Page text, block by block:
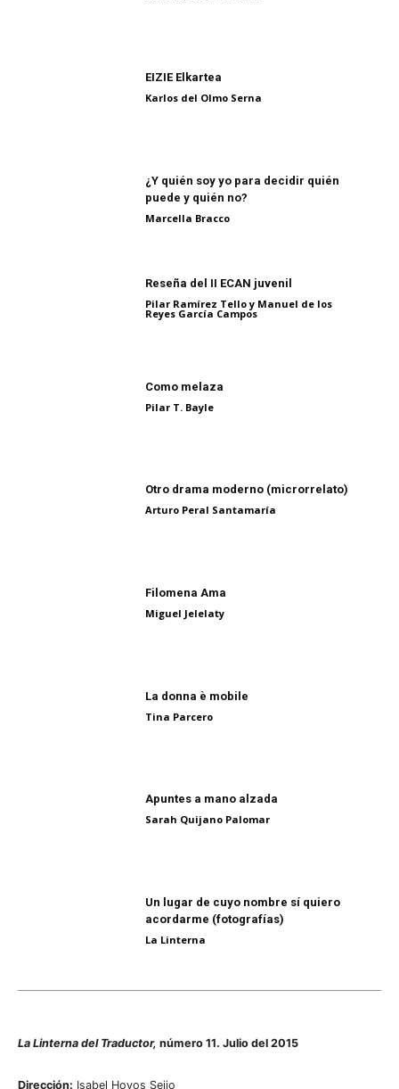
EIZIE Elkartea
Karlos del Olmo Serna
¿Y quién soy yo para decidir quién
puede y quién no?
Marcella Bracco
Reseña del II ECAN juvenil
Pilar Ramírez Tello y Manuel de los
Reyes García Campos
Como melaza
Pilar T. Bayle
Otro drama moderno (microrrelato)
Arturo Peral Santamaría
Filomena Ama
Miguel Jelelaty
La donna è mobile
Tina Parcero
Apuntes a mano alzada
Sarah Quijano Palomar
Un lugar de cuyo nombre sí quiero
acordarme (fotografías)
La Linterna
La Linterna del Traductor, número 11. Julio del 2015
Dirección: Isabel Hoyos Seijo